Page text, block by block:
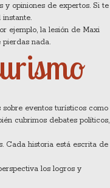
y opiniones de expertos. Si te
ejemplo, la lesión de Maxi
pierdas nada.
eventos turísticos como
cubrimos debates políticos,
Cada historia está escrita de
los logros y